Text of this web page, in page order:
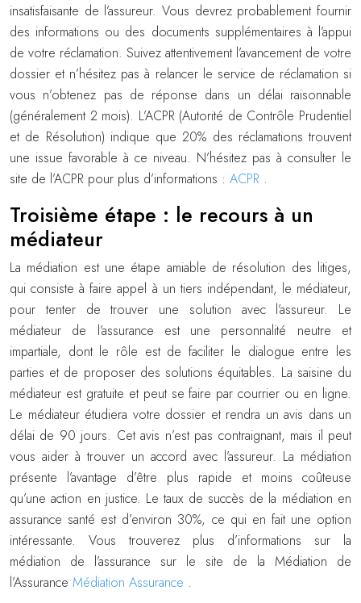
insatisfaisante de l’assureur. Vous devrez probablement fournir
des informations ou des documents supplémentaires à l’appui
de votre réclamation. Suivez attentivement l’avancement de votre
dossier et n’hésitez pas à relancer le service de réclamation si
vous n’obtenez pas de réponse dans un délai raisonnable
(généralement 2 mois). L’ACPR (Autorité de Contrôle Prudentiel
et de Résolution) indique que 20% des réclamations trouvent
une issue favorable à ce niveau. N’hésitez pas à consulter le
site de l’ACPR pour plus d’informations : ACPR .
Troisième étape : le recours à un
médiateur
La médiation est une étape amiable de résolution des litiges,
qui consiste à faire appel à un tiers indépendant, le médiateur,
pour tenter de trouver une solution avec l’assureur. Le
médiateur de l’assurance est une personnalité neutre et
impartiale, dont le rôle est de faciliter le dialogue entre les
parties et de proposer des solutions équitables. La saisine du
médiateur est gratuite et peut se faire par courrier ou en ligne.
Le médiateur étudiera votre dossier et rendra un avis dans un
délai de 90 jours. Cet avis n’est pas contraignant, mais il peut
vous aider à trouver un accord avec l’assureur. La médiation
présente l’avantage d’être plus rapide et moins coûteuse
qu’une action en justice. Le taux de succès de la médiation en
assurance santé est d’environ 30%, ce qui en fait une option
intéressante. Vous trouverez plus d’informations sur la
médiation de l’assurance sur le site de la Médiation de
l’Assurance Médiation Assurance .